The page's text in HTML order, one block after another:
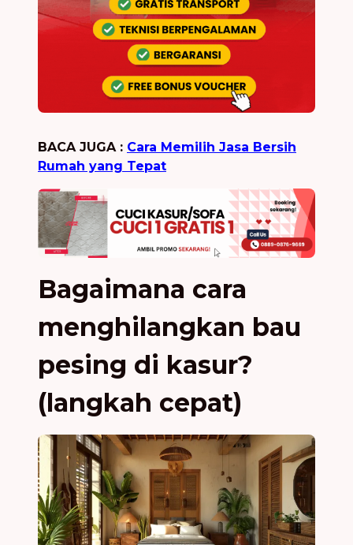
BACA JUGA : Cara Memilih Jasa Bersih
Rumah yang Tepat
Bagaimana cara
menghilangkan bau
pesing di kasur?
(langkah cepat)